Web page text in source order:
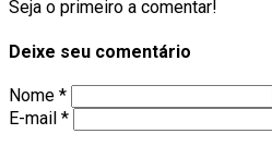
Seja o primeiro a comentar!
Deixe seu comentário
Nome *
E-mail *